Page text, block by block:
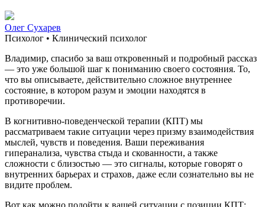
Олег Сухарев
Психолог • Клинический психолог
Владимир, спасибо за ваш откровенный и подробный рассказ
— это уже большой шаг к пониманию своего состояния. То,
что вы описываете, действительно сложное внутреннее
состояние, в котором разум и эмоции находятся в
противоречии.
В когнитивно-поведенческой терапии (КПТ) мы
рассматриваем такие ситуации через призму взаимодействия
мыслей, чувств и поведения. Ваши переживания
гиперанализа, чувства стыда и скованности, а также
сложности с близостью — это сигналы, которые говорят о
внутренних барьерах и страхов, даже если сознательно вы не
видите проблем.
Вот как можно подойти к вашей ситуации с позиции КПТ: